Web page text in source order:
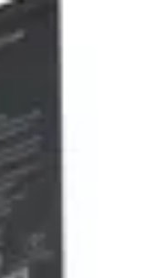
Sécurité